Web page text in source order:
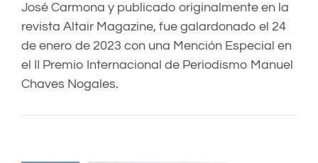
José Carmona y publicado originalmente en la
revista Altair Magazine, fue galardonado el 24
de enero de 2023 con una Mención Especial en
el II Premio Internacional de Periodismo Manuel
Chaves Nogales.